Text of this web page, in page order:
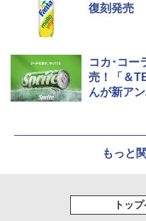
復刻発売
コカ･コー
売！「＆
んが新ア
もっと
トッ